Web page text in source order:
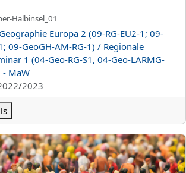
Halbinsel_01
Europa 2 (09-RG-EU2-1; 09-
09-GeoGH-AM-RG-1) / Regionale
1 (04-Geo-RG-S1, 04-Geo-LARMG-
- MaW
2023
der politischen Soziologie